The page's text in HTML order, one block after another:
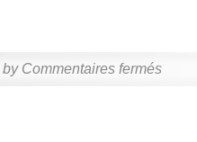
by Commentaires fermés